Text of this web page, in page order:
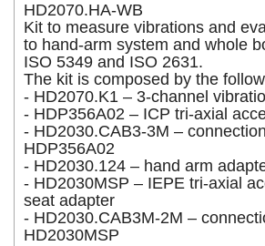
HD2070.HA-WB
Kit to measure vibrations and
to hand-arm system and whole
ISO 5349 and ISO 2631.
The kit is composed by the
- HD2070.K1 – 3-channel
- HDP356A02 – ICP tri-axial
- HD2030.CAB3-3M –
HDP356A02
- HD2030.124 – hand arm
- HD2030MSP – IEPE tri-axial
seat adapter
- HD2030.CAB3M-2M –
HD2030MSP